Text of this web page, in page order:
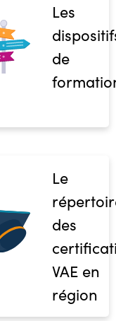
Les
de
Le
des
VAE en
région